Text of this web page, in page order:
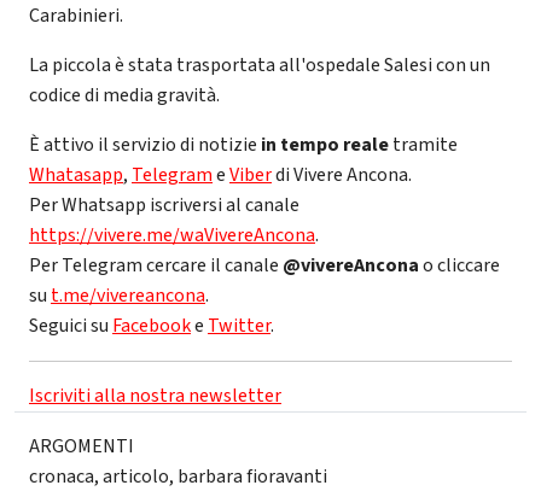
Carabinieri.
La piccola è stata trasportata all'ospedale Salesi con un
codice di media gravità.
È attivo il servizio di notizie in tempo realetramite
Whatasapp, TelegrameViberdi Vivere Ancona.
Per Whatsapp iscriversi al canale
https://vivere.me/waVivereAncona.
Per Telegram cercare il canale @vivereAnconao cliccare
su t.me/vivereancona.
Seguici su Facebooke Twitter.
Iscriviti alla nostra newsletter
ARGOMENTI
cronaca,articolo, barbara fioravanti